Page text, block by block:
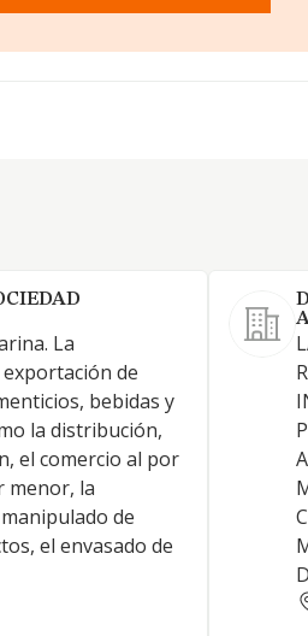
La
de
bebidas y
la distribución,
el comercio al por
menor, la
de
el envasado de